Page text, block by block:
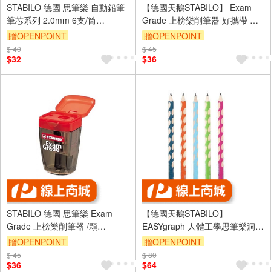
STABILO 德國 思筆樂 自動鉛筆
筆芯系列 2.0mm 6支/筒
ST79803/6-2B
贈OPENPOINT
$ 40
$32
【德國天鵝STABILO】 Exam
Grade 上榜樂削筆器 好攜帶 不
飛屑 多種筆桿適用(ST4518)
贈OPENPOINT
$ 45
$36
STABILO 德國 思筆樂 Exam
Grade 上榜樂削筆器 /顆
ST4518
贈OPENPOINT
$ 45
$36
【德國天鵝STABILO】
EASYgraph 人體工學思筆樂洞洞
鉛筆(多色)左/右手右手2B淺藍
(ST322/02-2B)
贈OPENPOINT
$ 80
$64